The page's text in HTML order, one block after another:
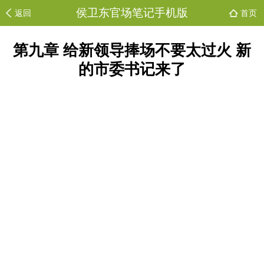
返回 侯卫东官场笔记手机版 首页
第九章 给新领导捧场不要太过火 新
的市委书记来了